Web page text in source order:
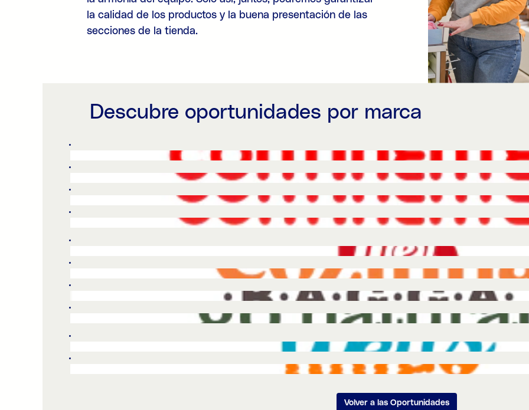
la calidad de los productos y la buena presentación de las
secciones de la tienda.
Descubre oportunidades por marca
Volver a las Oportunidades